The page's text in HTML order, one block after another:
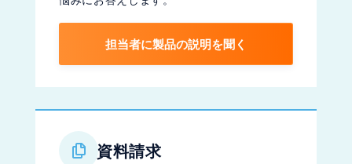
担当者に製品の説明を聞く
資料請求